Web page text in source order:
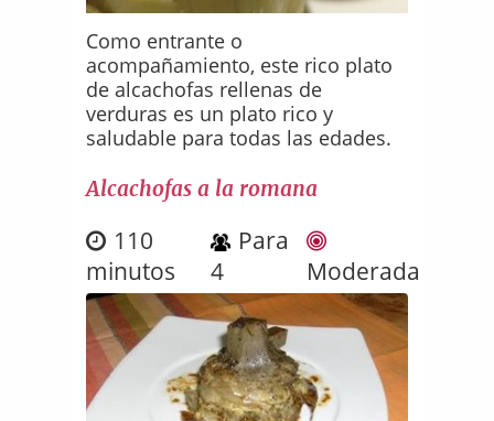
Como entrante o
acompañamiento, este rico plato
de alcachofas rellenas de
verduras es un plato rico y
saludable para todas las edades.
Alcachofas a la romana
110
minutos
Para
4
Moderada